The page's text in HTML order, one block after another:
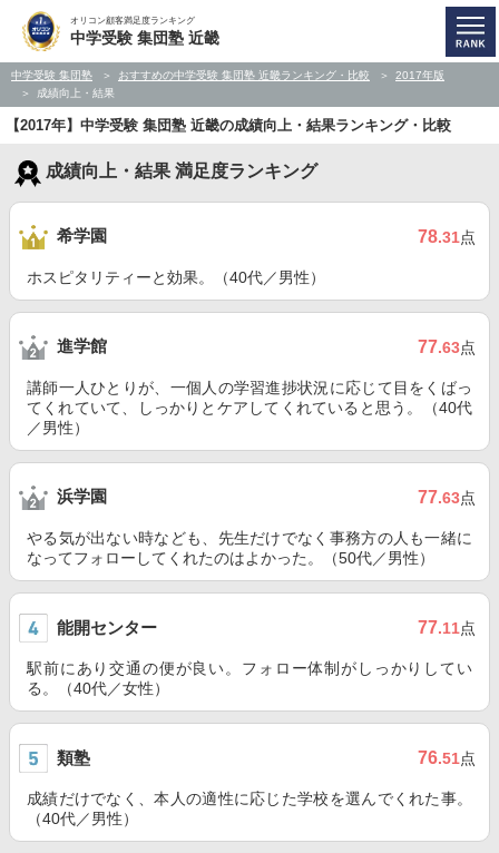
オリコン顧客満足度ランキング
中学受験 集団塾 近畿
中学受験 集団塾 おすすめの中学受験 集団塾 近畿ランキング・比較
2017年版
成績向上・結果
【2017年】中学受験 集団塾 近畿の成績向上・結果ランキング・比較
成績向上・結果 満足度ランキング
希学園 78.31点
ホスピタリティーと効果。（40代／男性）
進学館 77.63点
講師一人ひとりが、一個人の学習進捗状況に応じて目をくばっ
てくれていて、しっかりとケアしてくれていると思う。（40代
／男性）
浜学園 77.63点
やる気が出ない時なども、先生だけでなく事務方の人も一緒に
なってフォローしてくれたのはよかった。（50代／男性）
能開センター 77.11点
駅前にあり交通の便が良い。フォロー体制がしっかりしてい
る。（40代／女性）
類塾 76.51点
成績だけでなく、本人の適性に応じた学校を選んでくれた事。
（40代／男性）